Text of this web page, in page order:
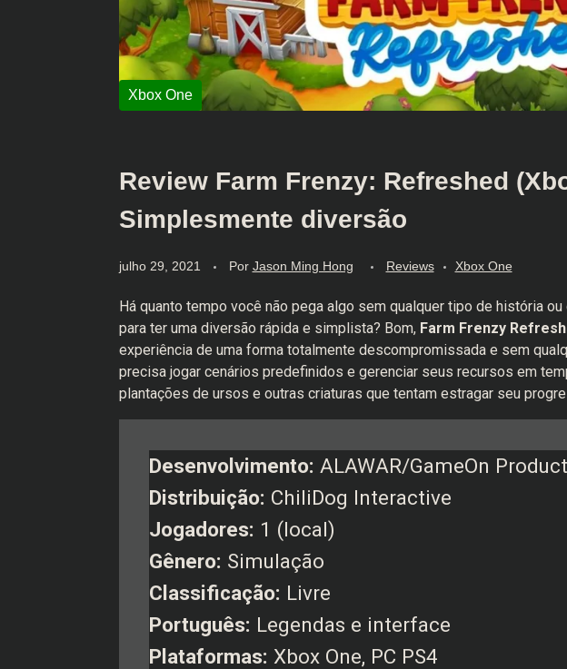
Review Farm Frenzy: Refreshed
Simplesmente diversão
julho 29, 2021 Por Jason Ming Hong Reviews Xbox One
Há quanto tempo você não pega algo sem qualquer tipo de história
para ter uma diversão rápida e simplista? Bom, Farm Frenzy
experiência de uma forma totalmente descompromissada e sem
precisa jogar cenários predefinidos e gerenciar seus recursos em
plantações de ursos e outras criaturas que tentam estragar seu
Desenvolvimento: ALAWAR/GameOn
Distribuição: ChiliDog Interactive‬
Jogadores: 1 (local)
Gênero: Simulação
Classificação: Livre
Português: Legendas e interface
Plataformas: Xbox One, PC PS4